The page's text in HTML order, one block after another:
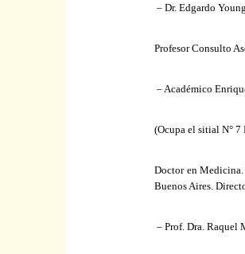
– Dr. Edgardo Young
Profesor Consulto
– Académico
(Ocupa el sitial N° 7
Doctor en
Buenos Aires.
– Prof. Dra. Raquel